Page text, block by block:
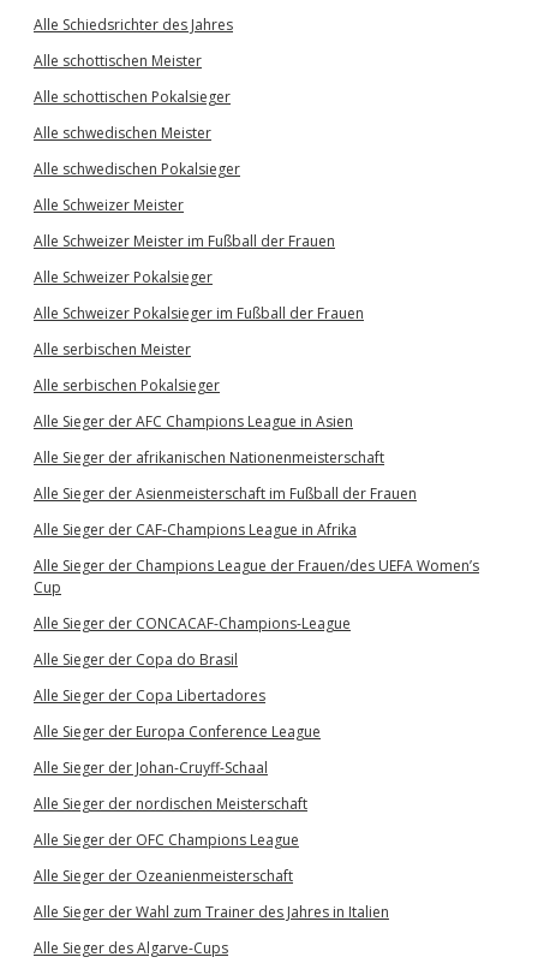
Alle Schiedsrichter des Jahres
Alle schottischen Meister
Alle schottischen Pokalsieger
Alle schwedischen Meister
Alle schwedischen Pokalsieger
Alle Schweizer Meister
Alle Schweizer Meister im Fußball der Frauen
Alle Schweizer Pokalsieger
Alle Schweizer Pokalsieger im Fußball der Frauen
Alle serbischen Meister
Alle serbischen Pokalsieger
Alle Sieger der AFC Champions League in Asien
Alle Sieger der afrikanischen Nationenmeisterschaft
Alle Sieger der Asienmeisterschaft im Fußball der Frauen
Alle Sieger der CAF-Champions League in Afrika
Alle Sieger der Champions League der Frauen/des UEFA Women’s
Cup
Alle Sieger der CONCACAF-Champions-League
Alle Sieger der Copa do Brasil
Alle Sieger der Copa Libertadores
Alle Sieger der Europa Conference League
Alle Sieger der Johan-Cruyff-Schaal
Alle Sieger der nordischen Meisterschaft
Alle Sieger der OFC Champions League
Alle Sieger der Ozeanienmeisterschaft
Alle Sieger der Wahl zum Trainer des Jahres in Italien
Alle Sieger des Algarve-Cups